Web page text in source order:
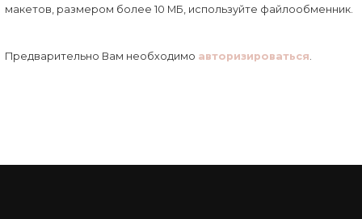
макетов, размером более 10 MБ, используйте файлообменник.
Предварительно Вам необходимо авторизироваться.